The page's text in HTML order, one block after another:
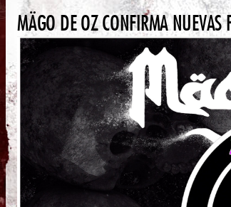
MÄGO DE OZ CONFIRMA